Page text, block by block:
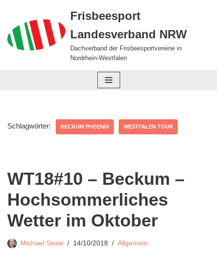
Zum
Inhalt
springen
Frisbeesport
Landesverband NRW
Dachverband der Frisbeesportvereine in
Nordrhein-Westfalen
Schlagwörter: BECKUM PHOENIX WESTFALEN TOUR
WT18#10 – Beckum –
Hochsommerliches
Wetter im Oktober
Michael Sinne 14/10/2018 Allgemein